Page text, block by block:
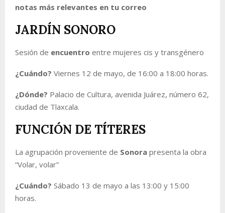
notas más relevantes en tu correo
JARDÍN SONORO
Sesión de encuentro entre mujeres cis y transgénero
¿Cuándo? Viernes 12 de mayo, de 16:00 a 18:00 horas.
¿Dónde? Palacio de Cultura, avenida Juárez, número 62,
ciudad de Tlaxcala.
FUNCIÓN DE TÍTERES
La agrupación proveniente de Sonora presenta la obra
“Volar, volar”
¿Cuándo? Sábado 13 de mayo a las 13:00 y 15:00
horas.